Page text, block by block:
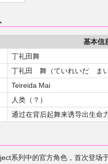
基本信
丁礼田舞
丁礼田 舞（ていれいだ まい
Teireida Mai
人类（？）
通过在背后起舞来诱导出生命
系列中的官方角色，首次登场